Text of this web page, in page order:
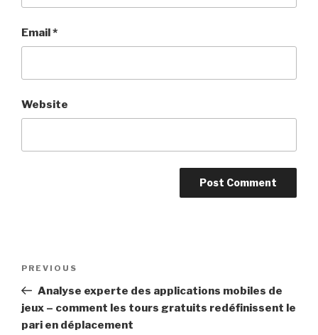
Email*
Website
Previous
Post
PREVIOUS
Analyse experte des applications mobiles de
jeux – comment les tours gratuits redéfinissent le
pari en déplacement